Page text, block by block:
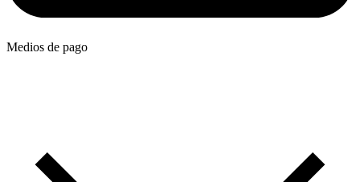
Medios de pago